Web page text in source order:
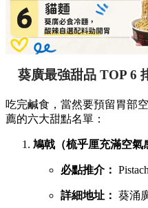
葵廣最強甜品 TOP 6
吃完鹹食，當然要預留胃部
薦的六大甜點名單：
鳩戟（梳乎厘充滿空氣
必點推介：
詳細地址： 葵涌